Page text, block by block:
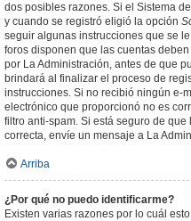
dos posibles razones. Si el Sistema
y cuando se registró eligió la opción
seguir algunas instrucciones que se
foros disponen que las cuentas
por La Administración, antes de que
brindará al finalizar el proceso de
instrucciones. Si no recibió ningún e-
electrónico que proporcionó no es
filtro anti-spam. Si está seguro de
correcta, envíe un mensaje a La
Arriba
¿Por qué no puedo identificarme?
Existen varias razones por lo cuál